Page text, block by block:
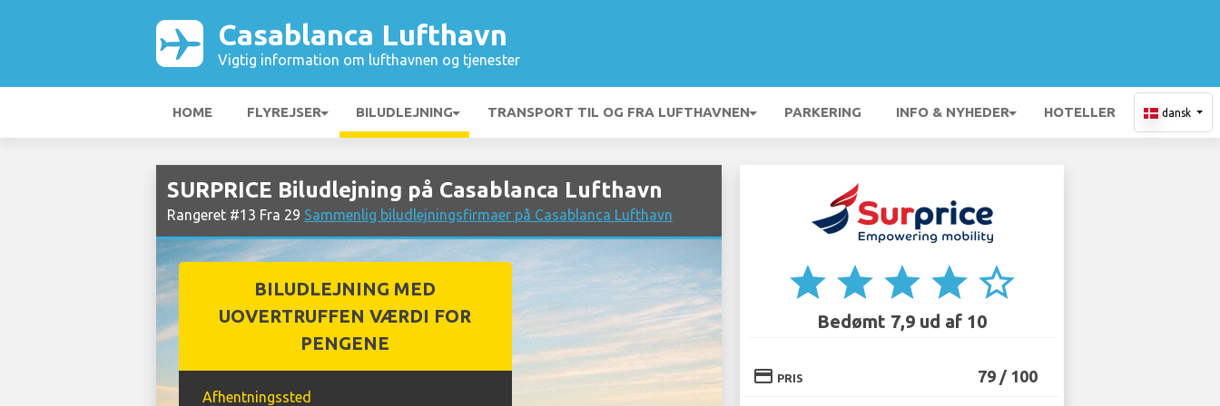
Casablanca Lufthavn
Vigtig information om lufthavnen og tjenester
HOME FLYREJSER BILUDLEJNING TRANSPORT TIL OG FRA LUFTHAVNEN PARKERING INFO & NYHEDER HOTELLER dansk
SURPRICE Biludlejning på Casablanca Lufthavn
Rangeret #13 Fra 29 Sammenlig biludlejningsfirmaer på Casablanca Lufthavn
BILUDLEJNING MED
UOVERTRUFFEN VÆRDI FOR
PENGENE
Afhentningssted
star star star star star_border
Bedømt 7,9 ud af 10
credit_card PRIS 79 / 100